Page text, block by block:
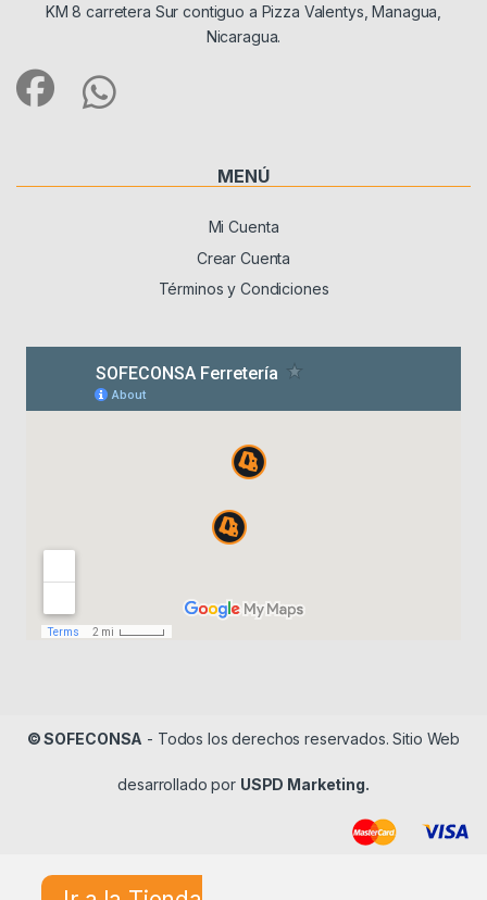
KM 8 carretera Sur contiguo a Pizza Valentys, Managua,
Nicaragua.
MENÚ
Mi Cuenta
Crear Cuenta
Términos y Condiciones
© SOFECONSA - Todos los derechos reservados. Sitio Web
desarrollado por USPD Marketing.